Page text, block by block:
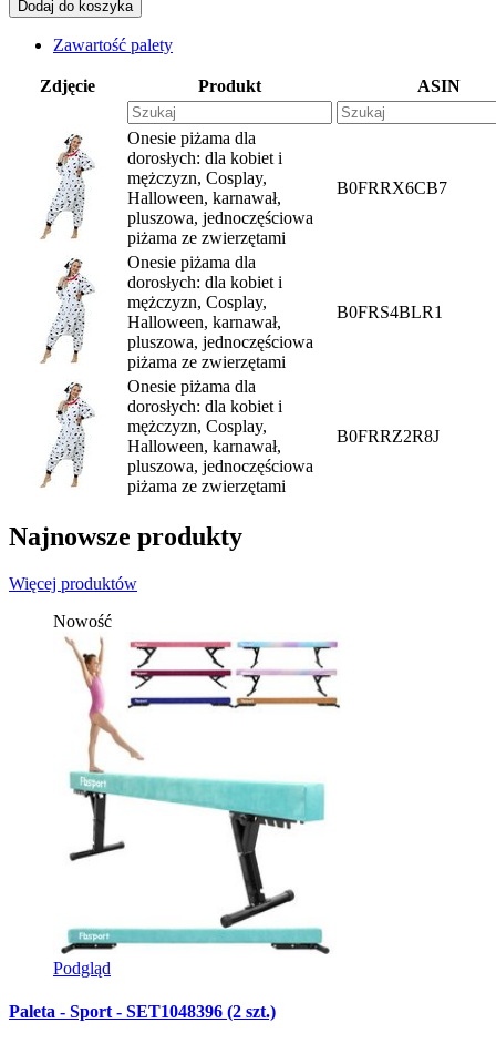
Dodaj do koszyka
Zawartość palety
Zdjęcie Produkt ASIN
Onesie piżama dla
dorosłych: dla kobiet i
mężczyzn, Cosplay,
Halloween, karnawał,
pluszowa, jednoczęściowa
piżama ze zwierzętami
B0FRRX6CB7
Onesie piżama dla
dorosłych: dla kobiet i
mężczyzn, Cosplay,
Halloween, karnawał,
pluszowa, jednoczęściowa
piżama ze zwierzętami
B0FRS4BLR1
Onesie piżama dla
dorosłych: dla kobiet i
mężczyzn, Cosplay,
Halloween, karnawał,
pluszowa, jednoczęściowa
piżama ze zwierzętami
B0FRRZ2R8J
Najnowsze produkty
Więcej produktów
Nowość
Podgląd
Paleta - Sport - SET1048396 (2 szt.)